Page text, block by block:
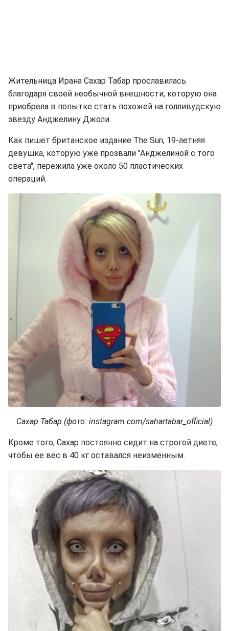
Жительница Ирана Сахар Табар прославилась
благодаря своей необычной внешности, которую она
приобрела в попытке стать похожей на голливудскую
звезду Анджелину Джоли.
Как пишет британское издание The Sun, 19-летняя
девушка, которую уже прозвали "Анджелиной с того
света", пережила уже около 50 пластических
операций.
Сахар Табар (фото: instagram.com/sahartabar_official)
Кроме того, Сахар постоянно сидит на строгой диете,
чтобы ее вес в 40 кг оставался неизменным.